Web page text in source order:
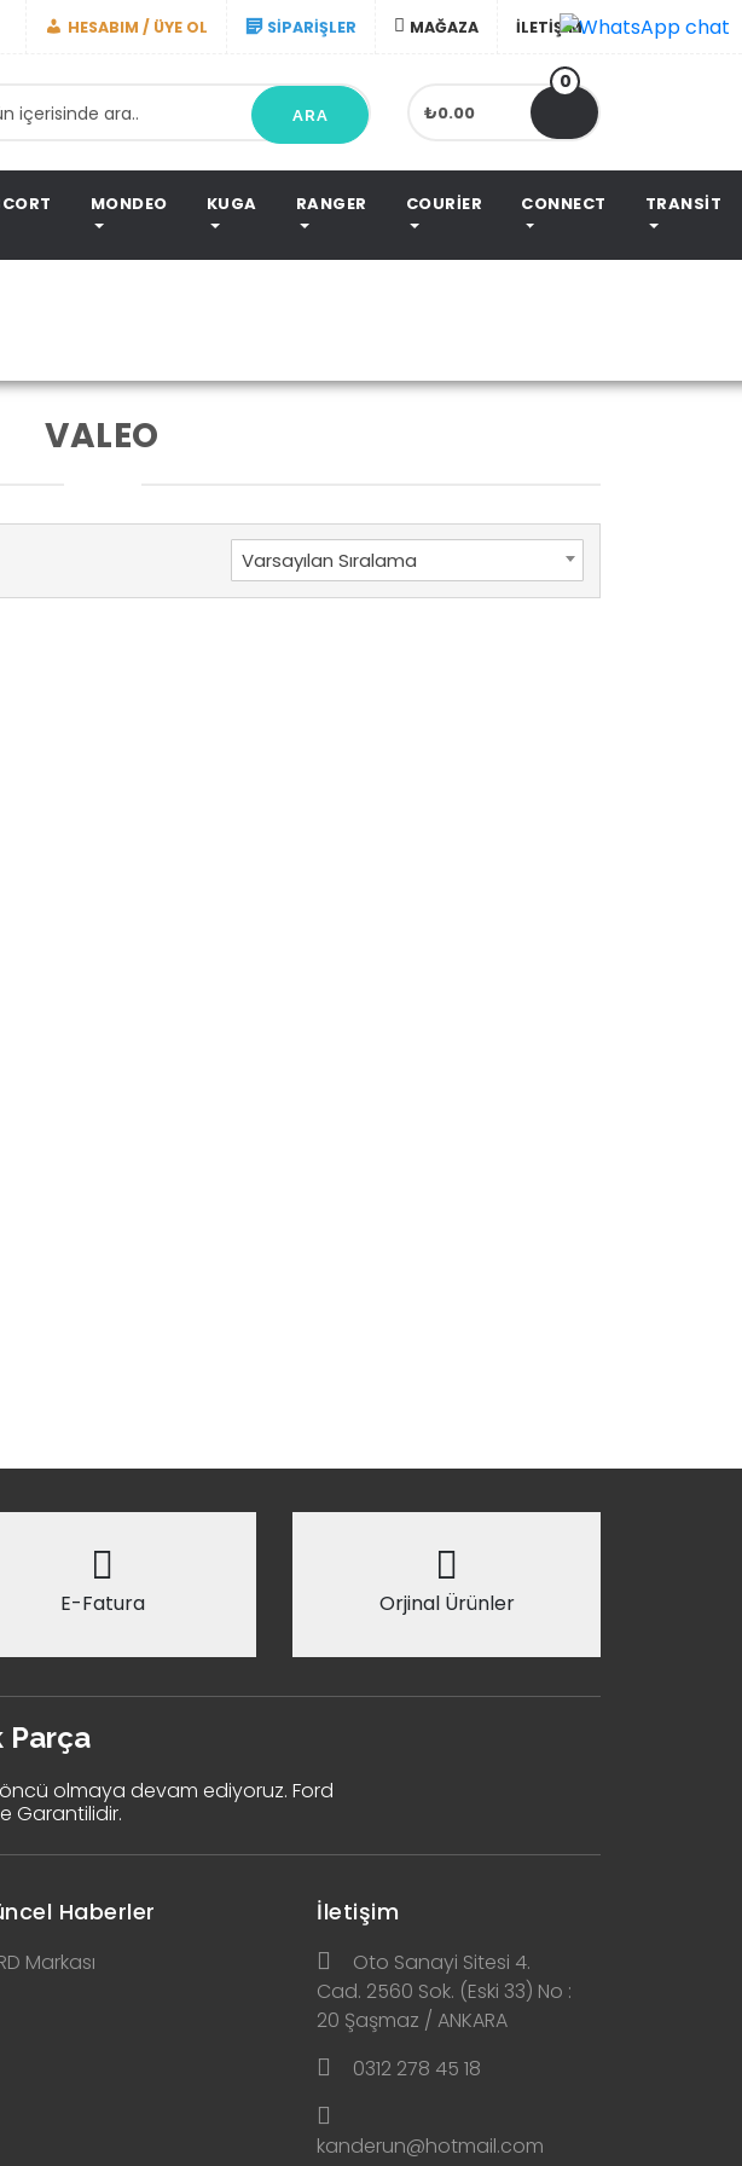
HESABIM / ÜYE OL SIPARIŞLER MAĞAZA İLETIŞIM
ARA ₺0.00
0
MONDEO KUGA RANGER COURIER CONNECT TRANSIT
VALEO
Varsayılan Sıralama
E-Fatura Orjinal Ürünler
Parça
öncü olmaya devam ediyoruz. Ford
Garantilidir.
Haberler
Markası
İletişim
Oto Sanayi Sitesi 4.
Cad. 2560 Sok. (Eski 33) No :
20 Şaşmaz / ANKARA
0312 278 45 18
kanderun@hotmail.com